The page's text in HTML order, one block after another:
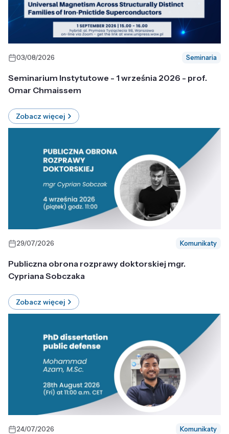
03/08/2026 Seminaria
Seminarium Instytutowe - 1 września 2026 - prof.
Omar Chmaissem
Zobacz więcej
29/07/2026 Komunikaty
Publiczna obrona rozprawy doktorskiej mgr.
Cypriana Sobczaka
Zobacz więcej
24/07/2026 Komunikaty